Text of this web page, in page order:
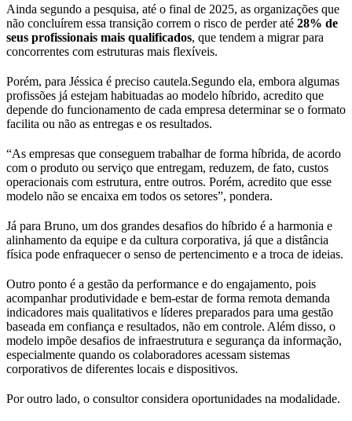
Ainda segundo a pesquisa, até o final de 2025, as organizações que
não concluírem essa transição correm o risco de perder até 28% de
seus profissionais mais qualificados, que tendem a migrar para
concorrentes com estruturas mais flexíveis.
Porém, para Jéssica é preciso cautela.Segundo ela, embora algumas
profissões já estejam habituadas ao modelo híbrido, acredito que
depende do funcionamento de cada empresa determinar se o formato
facilita ou não as entregas e os resultados.
“As empresas que conseguem trabalhar de forma híbrida, de acordo
com o produto ou serviço que entregam, reduzem, de fato, custos
operacionais com estrutura, entre outros. Porém, acredito que esse
modelo não se encaixa em todos os setores”, pondera.
Já para Bruno, um dos grandes desafios do híbrido é a harmonia e
alinhamento da equipe e da cultura corporativa, já que a distância
física pode enfraquecer o senso de pertencimento e a troca de ideias.
Outro ponto é a gestão da performance e do engajamento, pois
acompanhar produtividade e bem-estar de forma remota demanda
indicadores mais qualitativos e líderes preparados para uma gestão
baseada em confiança e resultados, não em controle. Além disso, o
modelo impõe desafios de infraestrutura e segurança da informação,
especialmente quando os colaboradores acessam sistemas
corporativos de diferentes locais e dispositivos.
Por outro lado, o consultor considera oportunidades na modalidade.